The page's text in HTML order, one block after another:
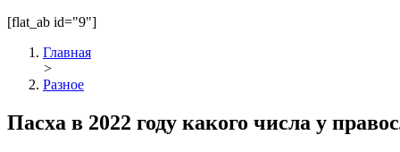
[flat_ab id="9"]
Главная
>
Разное
Пасха в 2022 году какого числа у